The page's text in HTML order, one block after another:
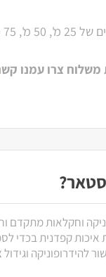
75 מ'.
משלוח צרו עמנו
וחקלאות מתקדם
קפדנית בכדי
להידרופוניקה